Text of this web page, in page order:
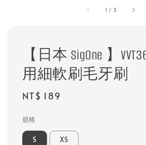
1 / 3
【日本 SigOne 】
用細軟刷毛牙刷
Regular
NT$ 189
規格
S XS